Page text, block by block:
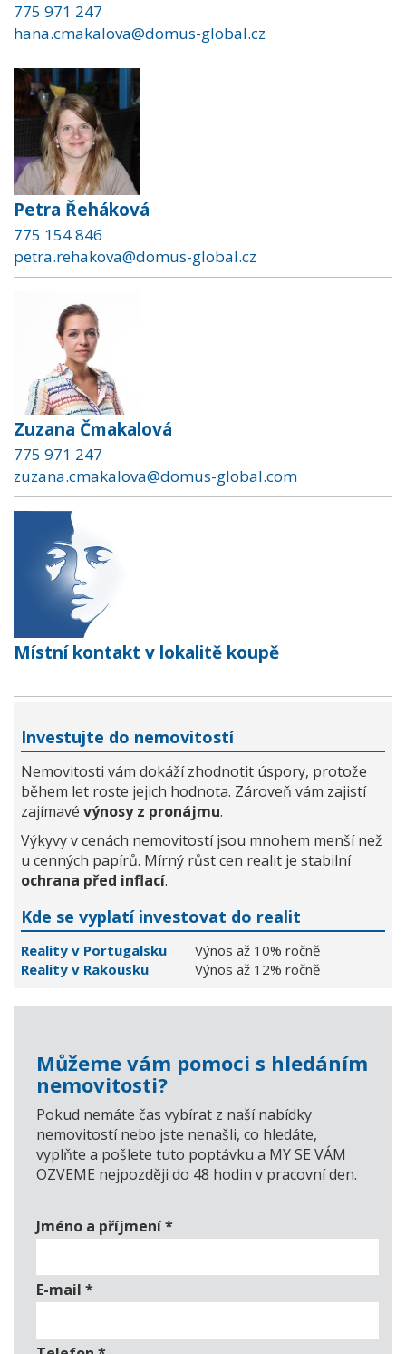
775 971 247
hana.cmakalova@domus-global.cz
Petra Řeháková
775 154 846
petra.rehakova@domus-global.cz
Zuzana Čmakalová
775 971 247
zuzana.cmakalova@domus-global.com
Místní kontakt v lokalitě koupě
Investujte do nemovitostí
Nemovitosti vám dokáží zhodnotit úspory, protože
během let roste jejich hodnota. Zároveň vám zajistí
zajímavé výnosy z pronájmu.
Výkyvy v cenách nemovitostí jsou mnohem menší než
u cenných papírů. Mírný růst cen realit je stabilní
ochrana před inflací.
Kde se vyplatí investovat do realit
Reality v Portugalsku
Výnos až 10% ročně
Reality v Rakousku
Výnos až 12% ročně
Můžeme vám pomoci s hledáním
nemovitosti?
Pokud nemáte čas vybírat z naší nabídky
nemovitostí nebo jste nenašli, co hledáte,
vyplňte a pošlete tuto poptávku a MY SE VÁM
OZVEME nejpozději do 48 hodin v pracovní den.
Jméno a příjmení*
E-mail *